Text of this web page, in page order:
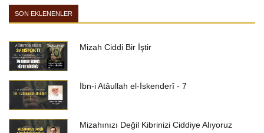
SON EKLENENLER
Mizah Ciddi Bir İştir
İbn-i Atâullah el-İskenderî - 7
Mizahınızı Değil Kibrinizi Ciddiye Alıyoruz